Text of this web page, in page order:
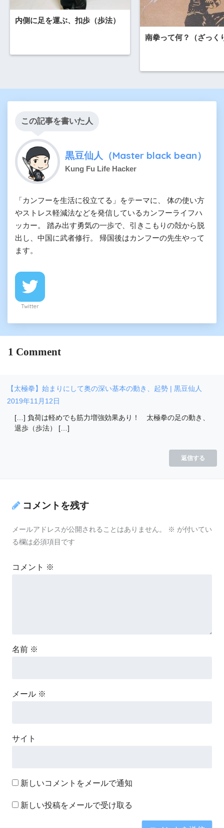
内側に足を運ぶ、扣歩（歩法）
南拳って何？（ざっく
この記事を書いた人
黒豆仙人（Master black bean）
Kung Fu Life Hacker
「カンフーを生活に役立てる」をテーマに、 体の使い方
やストレス軽減法などを発信しているカンフーライフハ
ッカー。 踏み出す勇気の一歩で、引きこもりの殻から脱
出し、中国に武者修行。 帰国後はカンフーの先生やって
ます。
Twitter
1 Comment
【太極拳】始まりにして奥の深い基本の動き、起勢 | 黒豆仙人
2019年11月12日
[…] 負荷は軽めでも筋力増強効果あり！ 太極拳の足の動き、
退歩（歩法） […]
返信する
コメントを残す
メールアドレスが公開されることはありません。 ※ が付いてい
る欄は必須項目です
コメント ※
名前 ※
メール ※
サイト
新しいコメントをメールで通知
新しい投稿をメールで受け取る